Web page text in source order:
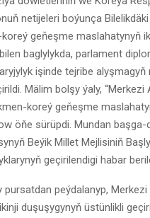
netijeleri boýunça
geňeşme maslahatynyň
baglylykda, parlament
işinde tejribe
Mälim bolşy ýaly,
koreý geňeşme
öňe sürüpdi. Mundan
Beýik Millet Mejlisiniň
geçirilendigi habar
peýdalanyp,
duşuşygynyň üstünlikli